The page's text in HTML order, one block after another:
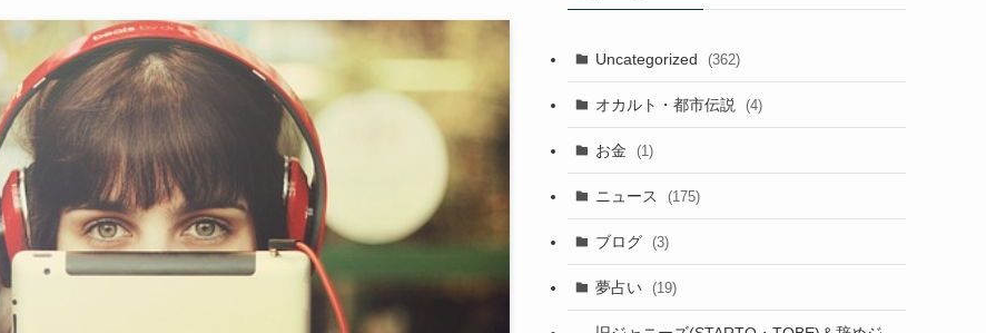
Uncategorized (362)
オカルト・都市伝説 (4)
お金 (1)
ニュース (175)
ブログ (3)
夢占い (19)